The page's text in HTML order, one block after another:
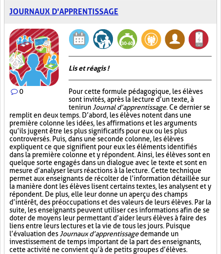
JOURNAUX D'APPRENTISSAGE
0
Lis et réagis !
Pour cette formule pédagogique, les élèves
sont invités, après la lecture d’un texte, à
tenir un Journal d’apprentissage. Ce dernier se
remplit en deux temps. D’abord, les élèves notent dans une
première colonne les idées, les affirmations et les arguments
qu’ils jugent être les plus significatifs pour eux ou les plus
controversés. Puis, dans une seconde colonne, les élèves
expliquent ce que signifient pour eux les éléments identifiés
dans la première colonne et y répondent. Ainsi, les élèves sont en
quelque sorte engagés dans un dialogue avec le texte et sont en
mesure d’analyser leurs réactions à la lecture. Cette technique
permet aux enseignants de récolter de l’information détaillée sur
la manière dont les élèves lisent certains textes, les analysent et y
répondent. De plus, elle leur donne un aperçu des champs
d’intérêt, des préoccupations et des valeurs de leurs élèves. Par la
suite, les enseignants peuvent utiliser ces informations afin de se
doter de moyens leur permettant d’aider leurs élèves à faire des
liens entre leurs lectures et la vie de tous les jours. Puisque
l’évaluation des Journaux d’apprentissagedemande un
investissement de temps important de la part des enseignants,
cette activité ne convient qu’à de petits groupes d’élèves.